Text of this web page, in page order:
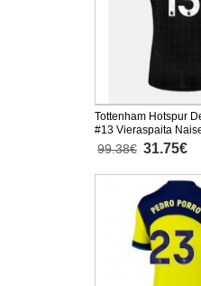
Tottenham Hotspur
#13 Vieraspaita
Lyhythihainen
99.38€ 31.75€